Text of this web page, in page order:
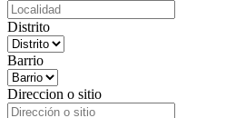
Distrito
Barrio
Direccion o sitio